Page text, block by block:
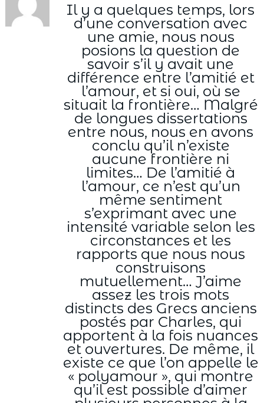
Il y a quelques temps, lors
d’une conversation avec
une amie, nous nous
posions la question de
savoir s’il y avait une
différence entre l’amitié et
l’amour, et si oui, où se
situait la frontière… Malgré
de longues dissertations
entre nous, nous en avons
conclu qu’il n’existe
aucune frontière ni
limites… De l’amitié à
l’amour, ce n’est qu’un
même sentiment
s’exprimant avec une
intensité variable selon les
circonstances et les
rapports que nous nous
construisons
mutuellement… J’aime
assez les trois mots
distincts des Grecs anciens
postés par Charles, qui
apportent à la fois nuances
et ouvertures. De même, il
existe ce que l’on appelle le
« polyamour », qui montre
qu’il est possible d’aimer